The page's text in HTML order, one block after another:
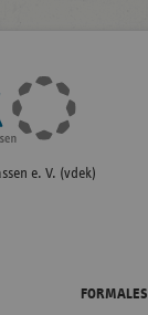
e. V. (vdek)
FORMALES